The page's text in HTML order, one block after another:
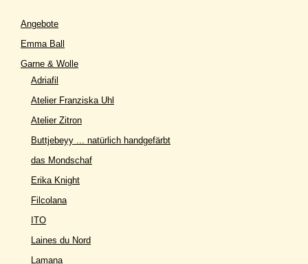
Angebote
Emma Ball
Garne & Wolle
Adriafil
Atelier Franziska Uhl
Atelier Zitron
Buttjebeyy ... natürlich handgefärbt
das Mondschaf
Erika Knight
Filcolana
ITO
Laines du Nord
Lamana